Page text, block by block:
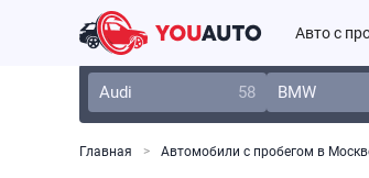
Авто с
Audi 58 BMW
Главная Автомобили с пробегом в